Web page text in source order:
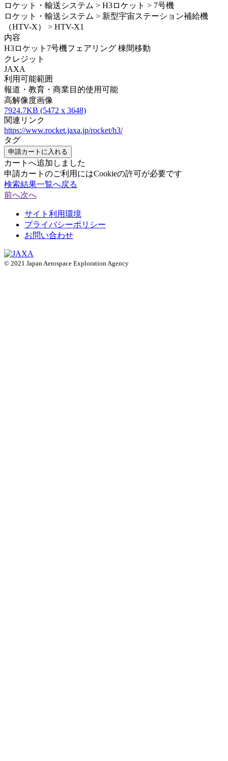
ロケット・輸送システム > H3ロケット > 7号機
ロケット・輸送システム > 新型宇宙ステーション補給機
（HTV-X） > HTV-X1
内容
H3ロケット7号機フェアリング 棟間移動
クレジット
JAXA
利用可能範囲
報道・教育・商業目的使用可能
高解像度画像
7924.7KB (5472 x 3648)
関連リンク
https://www.rocket.jaxa.jp/rocket/h3/
タグ
申請カートに入れる
カートへ追加しました
申請カートのご利用にはCookieの許可が必要です
検索結果一覧へ戻る
前へ次へ
サイト利用環境
プライバシーポリシー
お問い合わせ
© 2021 Japan Aerospace Exploration Agency